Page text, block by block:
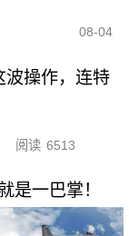
08-04
波操作，连特
阅读 6513
是一巴掌！